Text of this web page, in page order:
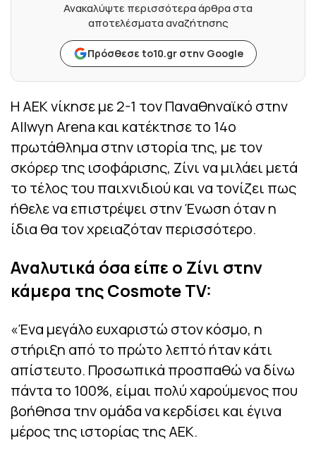
Ανακαλύψτε περισσότερα άρθρα στα
αποτελέσματα αναζήτησης
Πρόσθεσε to10.gr στην Google
Η ΑΕΚ νίκησε με 2-1 τον Παναθηναϊκό στην
Allwyn Arena και κατέκτησε το 14ο
πρωτάθλημα στην ιστορία της, με τον
σκόρερ της ισοφάρισης, Ζίνι να μιλάει μετά
το τέλος του παιχνιδιού και να τονίζει πως
ήθελε να επιστρέψει στην Ένωση όταν η
ίδια θα τον χρειαζόταν περισσότερο.
Αναλυτικά όσα είπε ο Ζίνι στην
κάμερα της Cosmote TV:
«Ένα μεγάλο ευχαριστώ στον κόσμο, η
στήριξη από το πρώτο λεπτό ήταν κάτι
απίστευτο. Προσωπικά προσπαθώ να δίνω
πάντα το 100%, είμαι πολύ χαρούμενος που
βοήθησα την ομάδα να κερδίσει και έγινα
μέρος της ιστορίας της ΑΕΚ.